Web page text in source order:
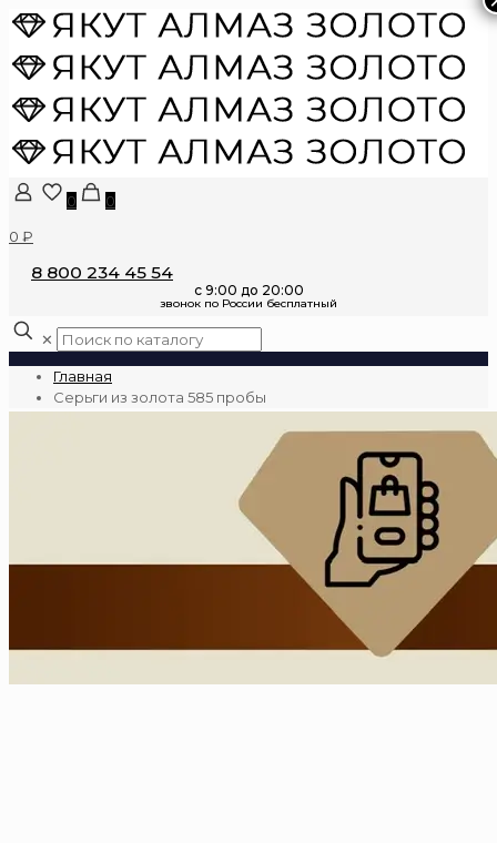
0
0
0 ₽
8 800 234 45 54
✕
Главная
Серьги из золота 585 пробы